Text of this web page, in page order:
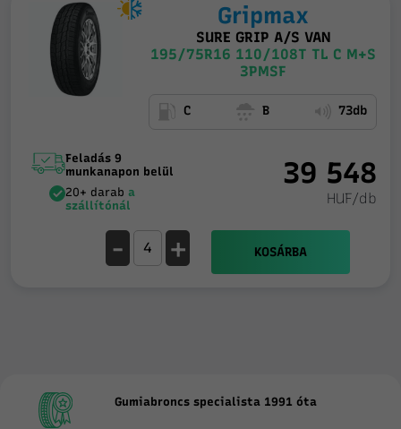
Gripmax
SURE GRIP A/S VAN
195/75R16 110/108T TL C M+S
3PMSF
C B 73db
Feladás 9
munkanapon belül
20+ darab a
szállítónál
39 548
HUF/db
- + KOSÁRBA
Gumiabroncs specialista 1991 óta